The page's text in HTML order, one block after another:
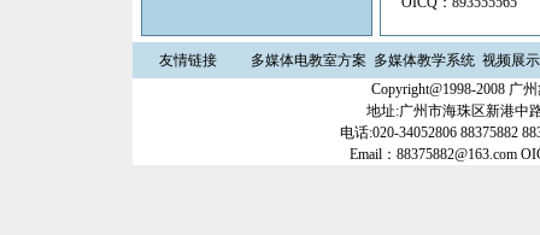
友情链接 多媒体电教室方案 多媒体教学系统 视频展
Copyright@1998-2008 广
地址:广州市海珠区新港中
电话:020-34052806 88375882
Email：88375882@163.com